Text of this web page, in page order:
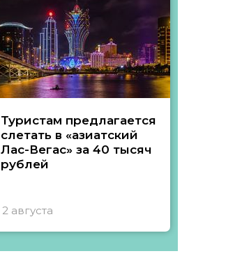
Туристам предлагается
слетать в «азиатский
Лас-Вегас» за 40 тысяч
рублей
2 августа